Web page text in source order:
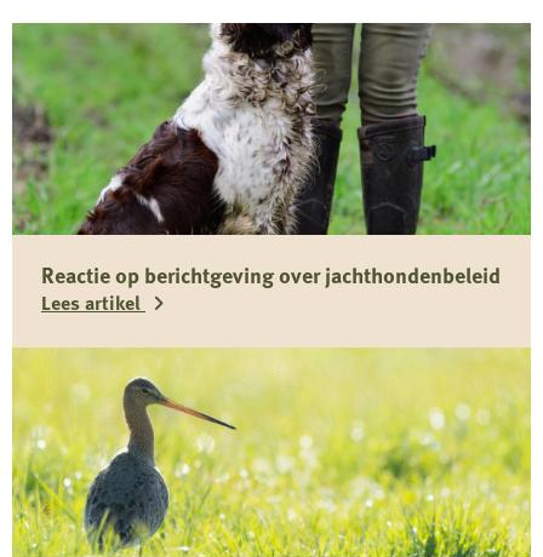
Reactie op berichtgeving over jachthondenbeleid
Lees artikel
Lees
meer
over
Reactie
op
berichtgeving